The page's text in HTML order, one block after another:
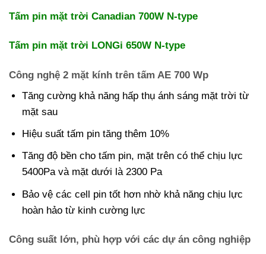
Tấm pin mặt trời Canadian 700W N-type
Tấm pin mặt trời LONGi 650W N-type
Công nghệ 2 mặt kính trên tấm AE 700 Wp
Tăng cường khả năng hấp thụ ánh sáng mặt trời từ
mặt sau
Hiệu suất tấm pin tăng thêm 10%
Tăng độ bền cho tấm pin, mặt trên có thể chịu lực
5400Pa và mặt dưới là 2300 Pa
Bảo vệ các cell pin tốt hơn nhờ khả năng chịu lực
hoàn hảo từ kinh cường lực
Công suất lớn, phù hợp với các dự án công nghiệp